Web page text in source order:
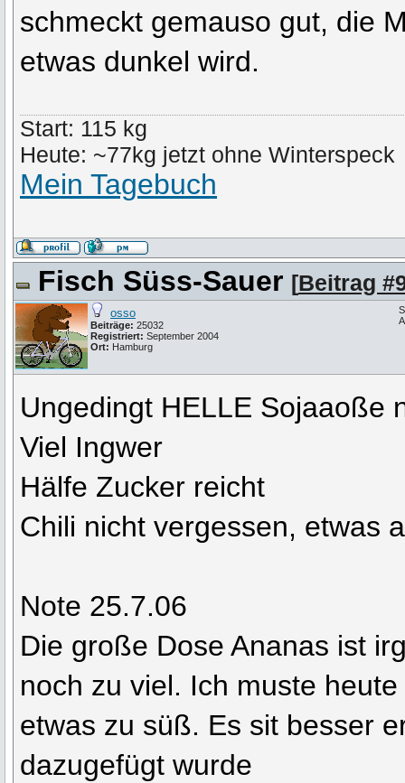
schmeckt gemauso gut, die
etwas dunkel wird.
Start: 115 kg
Heute: ~77kg jetzt ohne Winterspeck
Mein Tagebuch
Fisch Süss-Sauer [Beitrag
osso
Beiträge: 25032
Registriert: September 2004
Ort: Hamburg
Ungedingt HELLE Sojaaoße
Viel Ingwer
Hälfe Zucker reicht
Chili nicht vergessen, etwas
Note 25.7.06
Die große Dose Ananas ist
noch zu viel. Ich muste
etwas zu süß. Es sit besser
dazugefügt wurde